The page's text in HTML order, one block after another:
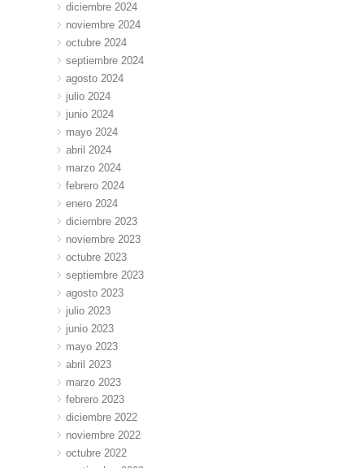
diciembre 2024
noviembre 2024
octubre 2024
septiembre 2024
agosto 2024
julio 2024
junio 2024
mayo 2024
abril 2024
marzo 2024
febrero 2024
enero 2024
diciembre 2023
noviembre 2023
octubre 2023
septiembre 2023
agosto 2023
julio 2023
junio 2023
mayo 2023
abril 2023
marzo 2023
febrero 2023
diciembre 2022
noviembre 2022
octubre 2022